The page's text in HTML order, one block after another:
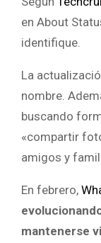
en About
identifique.
La
nombre.
buscando
«compartir
amigos y
En febrero,
mantenerse